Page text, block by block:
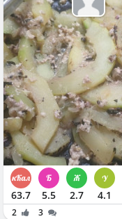
63.7 5.5 2.7 4.1
2
3